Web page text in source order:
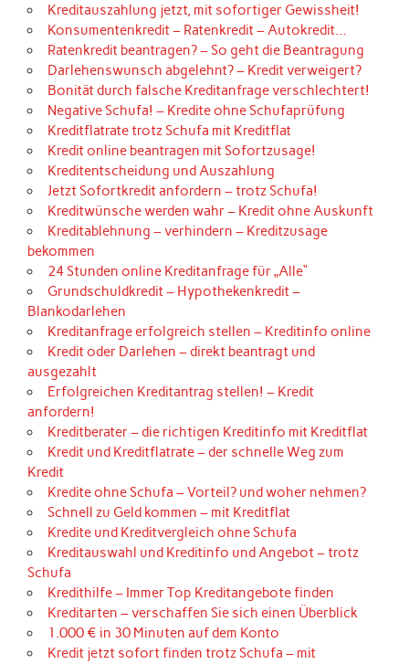
Kreditauszahlung jetzt, mit sofortiger Gewissheit!
Konsumentenkredit – Ratenkredit – Autokredit…
Ratenkredit beantragen? – So geht die Beantragung
Darlehenswunsch abgelehnt? – Kredit verweigert?
Bonität durch falsche Kreditanfrage verschlechtert!
Negative Schufa! – Kredite ohne Schufaprüfung
Kreditflatrate trotz Schufa mit Kreditflat
Kredit online beantragen mit Sofortzusage!
Kreditentscheidung und Auszahlung
Jetzt Sofortkredit anfordern – trotz Schufa!
Kreditwünsche werden wahr – Kredit ohne Auskunft
Kreditablehnung – verhindern – Kreditzusage
bekommen
24 Stunden online Kreditanfrage für „Alle“
Grundschuldkredit – Hypothekenkredit –
Blankodarlehen
Kreditanfrage erfolgreich stellen – Kreditinfo online
Kredit oder Darlehen – direkt beantragt und
ausgezahlt
Erfolgreichen Kreditantrag stellen! – Kredit
anfordern!
Kreditberater – die richtigen Kreditinfo mit Kreditflat
Kredit und Kreditflatrate – der schnelle Weg zum
Kredit
Kredite ohne Schufa – Vorteil? und woher nehmen?
Schnell zu Geld kommen – mit Kreditflat
Kredite und Kreditvergleich ohne Schufa
Kreditauswahl und Kreditinfo und Angebot – trotz
Schufa
Kredithilfe – Immer Top Kreditangebote finden
Kreditarten – verschaffen Sie sich einen Überblick
1.000 € in 30 Minuten auf dem Konto
Kredit jetzt sofort finden trotz Schufa – mit